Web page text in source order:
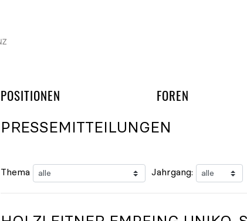
POSITIONEN FOREN UND
PRESSEMITTEILUNGEN
Thema Jahrgang: